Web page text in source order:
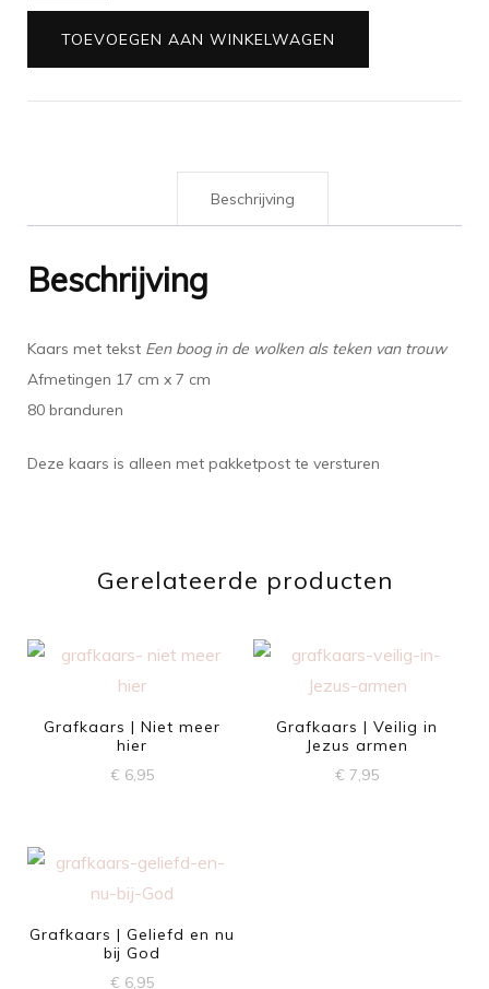
TOEVOEGEN AAN WINKELWAGEN
Beschrijving
Beschrijving
Kaars met tekst Een boog in de wolken als teken van trouw
Afmetingen 17 cm x 7 cm
80 branduren
Deze kaars is alleen met pakketpost te versturen
Gerelateerde producten
Grafkaars | Niet meer
hier
€ 6,95
Grafkaars | Veilig in
Jezus armen
€ 7,95
Grafkaars | Geliefd en nu
bij God
€ 6,95